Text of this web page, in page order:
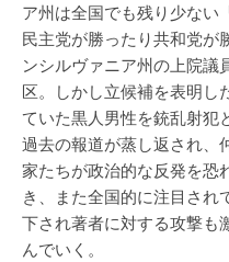
ア州は全国でも残り少ない
民主党が勝ったり共和党が
ンシルヴァニア州の上院議
区。しかし立候補を表明し
ていた黒人男性を銃乱射犯
過去の報道が蒸し返され、
家たちが政治的な反発を恐
き、また全国的に注目され
下され著者に対する攻撃も
んでいく。